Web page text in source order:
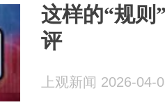
这样的“规则
评
上观新闻 2026-04-